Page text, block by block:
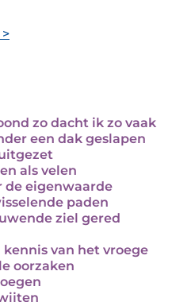
zo dacht ik zo vaak
een dak geslapen
als velen
de eigenwaarde
paden
ziel gered
van het vroege
oorzaken